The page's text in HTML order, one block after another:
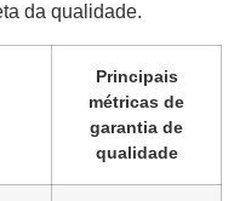
da qualidade.
Principais
métricas de
garantia de
qualidade